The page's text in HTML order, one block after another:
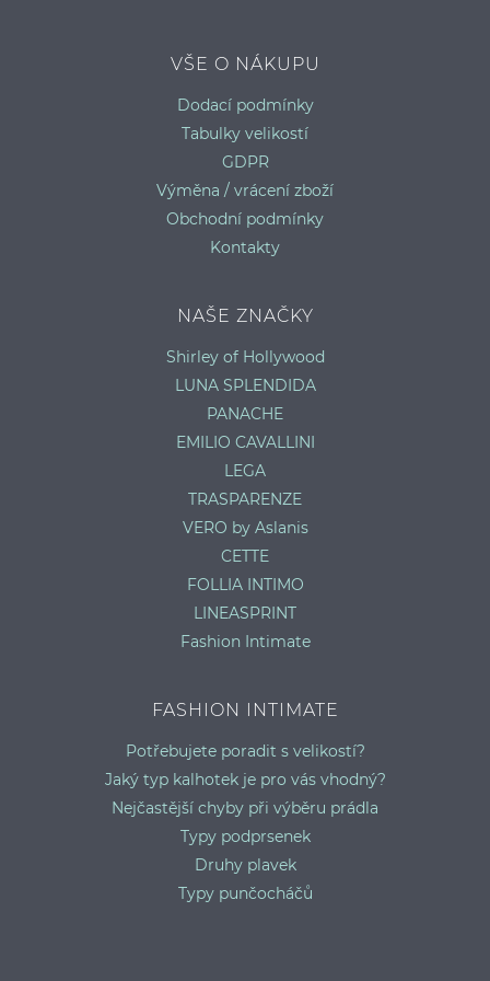
VŠE O NÁKUPU
Dodací podmínky
Tabulky velikostí
GDPR
Výměna / vrácení zboží
Obchodní podmínky
Kontakty
NAŠE ZNAČKY
Shirley of Hollywood
LUNA SPLENDIDA
PANACHE
EMILIO CAVALLINI
LEGA
TRASPARENZE
VERO by Aslanis
CETTE
FOLLIA INTIMO
LINEASPRINT
Fashion Intimate
FASHION INTIMATE
Potřebujete poradit s velikostí?
Jaký typ kalhotek je pro vás vhodný?
Nejčastější chyby při výběru prádla
Typy podprsenek
Druhy plavek
Typy punčocháčů